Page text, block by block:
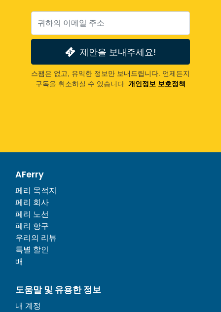
제안을 보내주세요!
스팸은 없고, 유익한 정보만 보내드립니다. 언제든지
구독을 취소하실 수 있습니다. 개인정보 보호정책
AFerry
페리 목적지
페리 회사
페리 노선
페리 항구
우리의 리뷰
특별 할인
배
도움말 및 유용한 정보
내 계정